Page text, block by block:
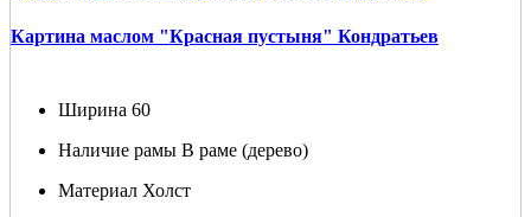
Картина маслом "Красная пустыня" Кондратьев
Ширина 60
Наличие рамы В раме (дерево)
Материал Холст